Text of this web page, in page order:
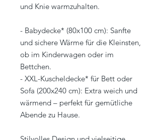
und Knie warmzuhalten.
- Babydecke* (80x100 cm): Sanfte
und sichere Wärme für die Kleinsten,
ob im Kinderwagen oder im
Bettchen.
- XXL-Kuscheldecke* für Bett oder
Sofa (200x240 cm): Extra weich und
wärmend – perfekt für gemütliche
Abende zu Hause.